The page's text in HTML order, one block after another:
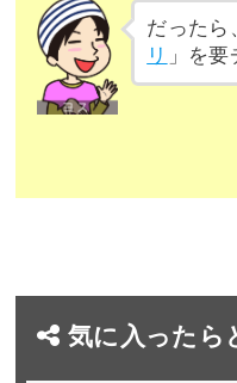
だったら
リ 」を
気に入ったら